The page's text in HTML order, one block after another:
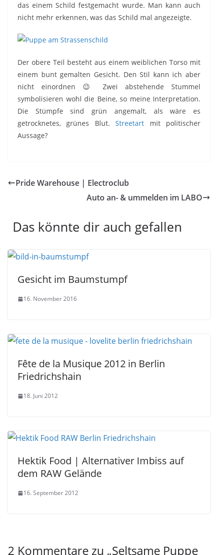
das einem Schild festgemacht wurde. Man kann auch
nicht mehr erkennen, was das Schild mal angezeigte.
Der obere Teil besteht aus einem weiblichen Torso mit
einem bunt gemalten Gesicht. Den Stil kann ich aber
nicht einordnen 😉 Zwei abstehende Stummel
symbolisieren wohl die Beine, so meine Interpretation.
Die Stümpfe sind grün angemalt, als wäre es
getrocknetes, grünes Blut.Streetart mit politischer
Aussage?
Pride Warehouse | Electroclub
Auto an- & ummelden im LABO
Das könnte dir auch gefallen
Gesicht im Baumstumpf
16. November 2016
Fête de la Musique 2012 in Berlin
Friedrichshain
18. Juni 2012
Hektik Food | Alternativer Imbiss auf
dem RAW Gelände
16. September 2012
2 Kommentare zu „Seltsame Puppe